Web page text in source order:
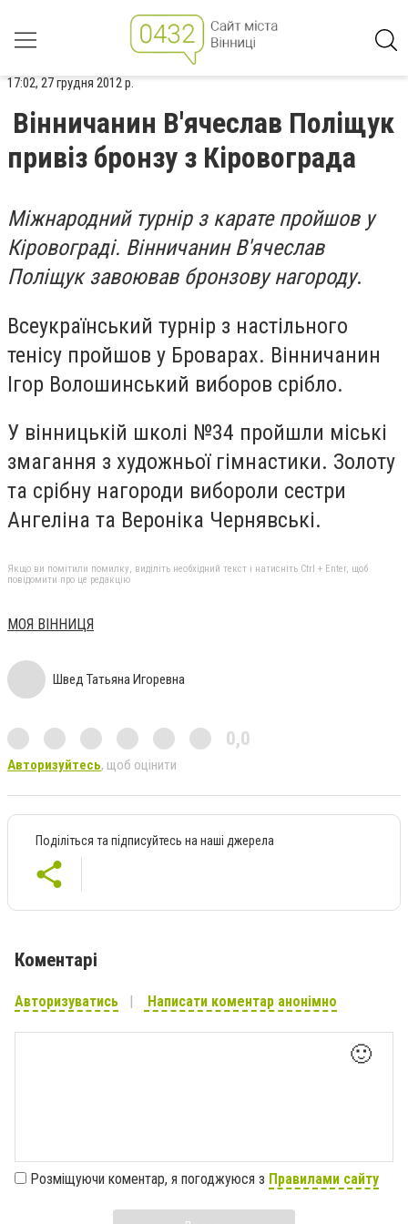
17:02, 27 грудня 2012 р.
Вінничанин В'ячеслав Поліщук
привіз бронзу з Кіровограда
Міжнародний турнір з карате пройшов у
Кіровограді. Вінничанин В'ячеслав
Поліщук завоював бронзову нагороду.
Всеукраїнський турнір з настільного
тенісу пройшов у Броварах. Вінничанин
Ігор Волошинський виборов срібло.
У вінницькій школі №34 пройшли міські
змагання з художньої гімнастики. Золоту
та срібну нагороди вибороли сестри
Ангеліна та Вероніка Чернявські.
Якщо ви помітили помилку, виділіть необхідний текст і натисніть Ctrl + Enter, щоб
повідомити про це редакцію
МОЯ ВІННИЦЯ
Швед Татьяна Игоревна
0,0
Авторизуйтесь, щоб оцінити
Поділіться та підписуйтесь на наші джерела
Коментарі
Авторизуватись Написати коментар анонімно
🙂
Розміщуючи коментар, я погоджуюся з Правилами сайту